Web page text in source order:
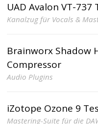
UAD Avalon VT-737
Kanalzug für Vocals &
Brainworx Shadow
Compressor
Audio Plugins
iZotope Ozone 9
Mastering-Suite für die